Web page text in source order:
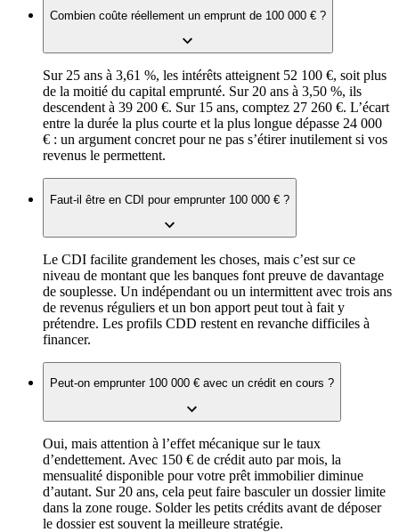
Combien coûte réellement un emprunt de 100 000 € ?
Sur 25 ans à 3,61 %, les intérêts atteignent 52 100 €, soit plus
de la moitié du capital emprunté. Sur 20 ans à 3,50 %, ils
descendent à 39 200 €. Sur 15 ans, comptez 27 260 €. L’écart
entre la durée la plus courte et la plus longue dépasse 24 000
€ : un argument concret pour ne pas s’étirer inutilement si vos
revenus le permettent.
Faut-il être en CDI pour emprunter 100 000 € ?
Le CDI facilite grandement les choses, mais c’est sur ce
niveau de montant que les banques font preuve de davantage
de souplesse. Un indépendant ou un intermittent avec trois ans
de revenus réguliers et un bon apport peut tout à fait y
prétendre. Les profils CDD restent en revanche difficiles à
financer.
Peut-on emprunter 100 000 € avec un crédit en cours ?
Oui, mais attention à l’effet mécanique sur le taux
d’endettement. Avec 150 € de crédit auto par mois, la
mensualité disponible pour votre prêt immobilier diminue
d’autant. Sur 20 ans, cela peut faire basculer un dossier limite
dans la zone rouge. Solder les petits crédits avant de déposer
le dossier est souvent la meilleure stratégie.